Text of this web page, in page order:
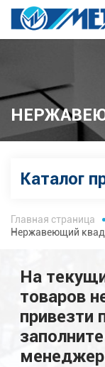
Каталог
Главная страница
Нержавеющий
На
товаров
привезти